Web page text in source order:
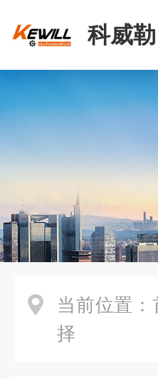
科威
当前位置：
择